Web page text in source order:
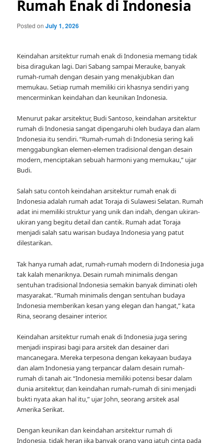
Rumah Enak di Indonesia
Posted onJuly 1, 2026
Keindahan arsitektur rumah enak di Indonesia memang tidak
bisa diragukan lagi. Dari Sabang sampai Merauke, banyak
rumah-rumah dengan desain yang menakjubkan dan
memukau. Setiap rumah memiliki ciri khasnya sendiri yang
mencerminkan keindahan dan keunikan Indonesia.
Menurut pakar arsitektur, Budi Santoso, keindahan arsitektur
rumah di Indonesia sangat dipengaruhi oleh budaya dan alam
Indonesia itu sendiri. “Rumah-rumah di Indonesia sering kali
menggabungkan elemen-elemen tradisional dengan desain
modern, menciptakan sebuah harmoni yang memukau,” ujar
Budi.
Salah satu contoh keindahan arsitektur rumah enak di
Indonesia adalah rumah adat Toraja di Sulawesi Selatan. Rumah
adat ini memiliki struktur yang unik dan indah, dengan ukiran-
ukiran yang begitu detail dan cantik. Rumah adat Toraja
menjadi salah satu warisan budaya Indonesia yang patut
dilestarikan.
Tak hanya rumah adat, rumah-rumah modern di Indonesia juga
tak kalah menariknya. Desain rumah minimalis dengan
sentuhan tradisional Indonesia semakin banyak diminati oleh
masyarakat. “Rumah minimalis dengan sentuhan budaya
Indonesia memberikan kesan yang elegan dan hangat,” kata
Rina, seorang desainer interior.
Keindahan arsitektur rumah enak di Indonesia juga sering
menjadi inspirasi bagi para arsitek dan desainer dari
mancanegara. Mereka terpesona dengan kekayaan budaya
dan alam Indonesia yang terpancar dalam desain rumah-
rumah di tanah air. “Indonesia memiliki potensi besar dalam
dunia arsitektur, dan keindahan rumah-rumah di sini menjadi
bukti nyata akan hal itu,” ujar John, seorang arsitek asal
Amerika Serikat.
Dengan keunikan dan keindahan arsitektur rumah di
Indonesia, tidak heran jika banyak orang yang jatuh cinta pada